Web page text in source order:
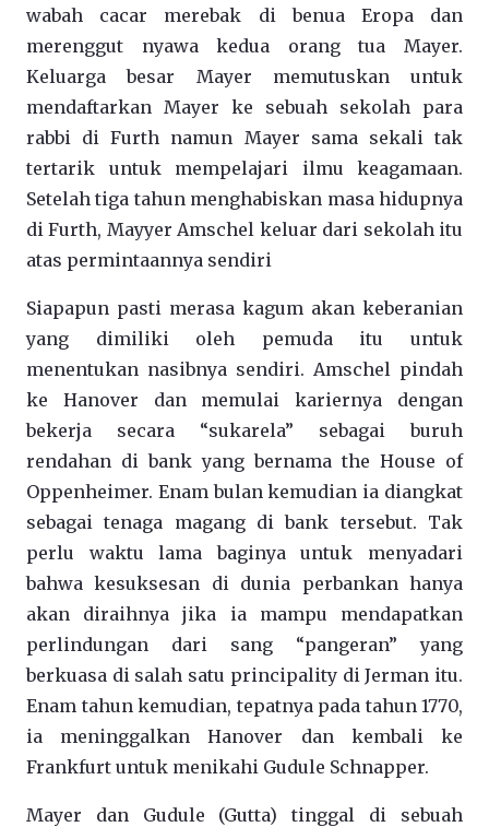
wabah cacar merebak di benua Eropa dan
merenggut nyawa kedua orang tua Mayer.
Keluarga besar Mayer memutuskan untuk
mendaftarkan Mayer ke sebuah sekolah para
rabbi di Furth namun Mayer sama sekali tak
tertarik untuk mempelajari ilmu keagamaan.
Setelah tiga tahun menghabiskan masa hidupnya
di Furth, Mayyer Amschel keluar dari sekolah itu
atas permintaannya sendiri
Siapapun pasti merasa kagum akan keberanian
yang dimiliki oleh pemuda itu untuk
menentukan nasibnya sendiri. Amschel pindah
ke Hanover dan memulai kariernya dengan
bekerja secara “sukarela” sebagai buruh
rendahan di bank yang bernama the House of
Oppenheimer. Enam bulan kemudian ia diangkat
sebagai tenaga magang di bank tersebut. Tak
perlu waktu lama baginya untuk menyadari
bahwa kesuksesan di dunia perbankan hanya
akan diraihnya jika ia mampu mendapatkan
perlindungan dari sang “pangeran” yang
berkuasa di salah satu principality di Jerman itu.
Enam tahun kemudian, tepatnya pada tahun 1770,
ia meninggalkan Hanover dan kembali ke
Frankfurt untuk menikahi Gudule Schnapper.
Mayer dan Gudule (Gutta) tinggal di sebuah